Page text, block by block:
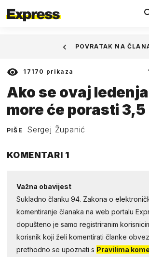
17170 prikaza
Ako se ovaj
more će porasti
PIŠE Sergej Županić
POVRATAK NA
KOMENTARI 1
Važna obavijest
Sukladno članku 94. Zakona o
komentiranje članaka na web portalu
dopušteno je samo registriranim
korisnik koji želi komentirati članke
prethodno se upoznati s Pravilima